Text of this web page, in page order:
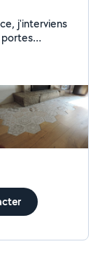
j'interviens
et tout
messages